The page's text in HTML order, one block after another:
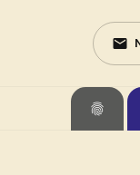
email
fingerprint